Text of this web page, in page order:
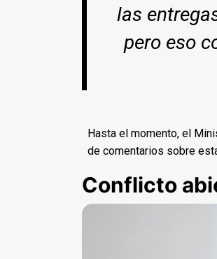
las
pero eso
Hasta el momento, el
de comentarios sobre
Conflicto